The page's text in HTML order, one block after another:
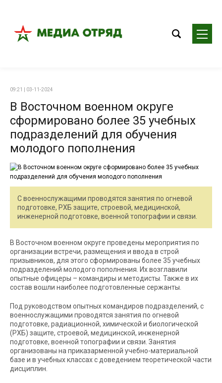
09:21 | 03-11-2024
В Восточном военном округе
сформировано более 35 учебных
подразделений для обучения
молодого пополнения
С военнослужащими проводятся занятия по огневой
подготовке, РХБ защите, строевой, медицинской,
инженерной подготовке, военной топографии и связи.
В Восточном военном округе проведены мероприятия по
организации встречи, размещения и ввода в строй
призывников, для этого сформированы более 35 учебных
подразделений молодого пополнения. Их возглавили
опытные офицеры – командиры и методисты. Также в их
состав вошли наиболее подготовленные сержанты.
Под руководством опытных командиров подразделений, с
военнослужащими проводятся занятия по огневой
подготовке, радиационной, химической и биологической
(РХБ) защите, строевой, медицинской, инженерной
подготовке, военной топографии и связи. Занятия
организованы на приказарменной учебно-материальной
базе и в учебных классах с доведением теоретической части
дисциплин.